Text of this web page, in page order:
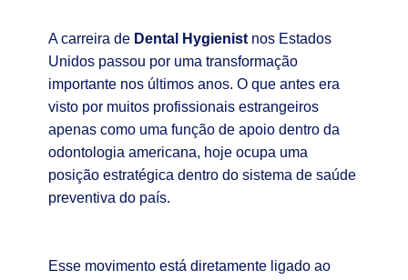
A carreira de Dental Hygienist nos Estados
Unidos passou por uma transformação
importante nos últimos anos. O que antes era
visto por muitos profissionais estrangeiros
apenas como uma função de apoio dentro da
odontologia americana, hoje ocupa uma
posição estratégica dentro do sistema de saúde
preventiva do país.
Esse movimento está diretamente ligado ao